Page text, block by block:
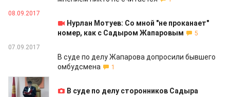
08.09.2017
Нурлан Мотуев: Со мной "не проканает"
номер, как с Садыром Жапаровым
5
07.09.2017
В суде по делу Жапарова допросили бывшего
омбудсмена
1
05.09.2017
В суде по делу сторонников Садыра